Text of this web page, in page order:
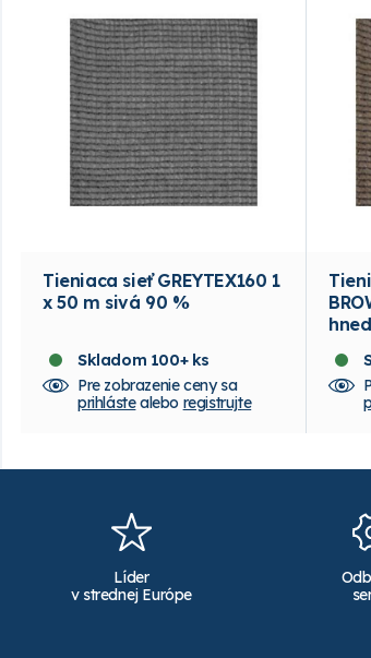
Tieniaca sieť GREYTEX160 1
x 50 m sivá 90 %
Skladom 100+ ks
Pre zobrazenie ceny sa
prihlástealebo registrujte
Líder
v strednej Európe